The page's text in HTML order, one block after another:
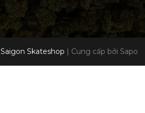
Saigon Skateshop | Cung cấp bởi Sapo